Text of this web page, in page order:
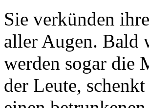
Sie verkünden
aller Augen. Bald
werden sogar die
der Leute,